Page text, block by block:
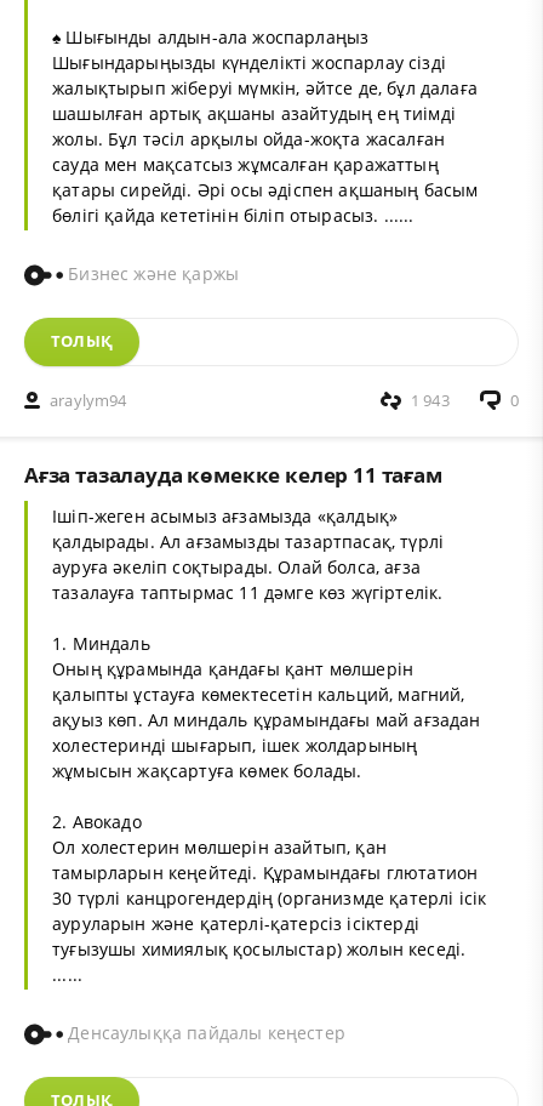
♠ Шығынды алдын-ала жоспарлаңыз
Шығындарыңызды күнделікті жоспарлау сізді
жалықтырып жіберуі мүмкін, әйтсе де, бұл далаға
шашылған артық ақшаны азайтудың ең тиімді
жолы. Бұл тәсіл арқылы ойда-жоқта жасалған
сауда мен мақсатсыз жұмсалған қаражаттың
қатары сирейді. Әрі осы әдіспен ақшаның басым
бөлігі қайда кететінін біліп отырасыз. ......
Бизнес және қаржы
ТОЛЫҚ
araylym94 0
1 943
Ағза тазалауда көмекке келер 11 тағам
Ішіп-жеген асымыз ағзамызда «қалдық»
қалдырады. Ал ағзамызды тазартпасақ, түрлі
ауруға әкеліп соқтырады. Олай болса, ағза
тазалауға таптырмас 11 дәмге көз жүгіртелік.
1. Миндаль
Оның құрамында қандағы қант мөлшерін
қалыпты ұстауға көмектесетін кальций, магний,
ақуыз көп. Ал миндаль құрамындағы май ағзадан
холестеринді шығарып, ішек жолдарының
жұмысын жақсартуға көмек болады.
2. Авокадо
Ол холестерин мөлшерін азайтып, қан
тамырларын кеңейтеді. Құрамындағы глютатион
30 түрлі канцрогендердің (организмде қатерлі ісік
ауруларын және қатерлі-қатерсіз ісіктерді
туғызушы химиялық қосылыстар) жолын кеседі.
......
Денсаулыққа пайдалы кеңестер
ТОЛЫҚ